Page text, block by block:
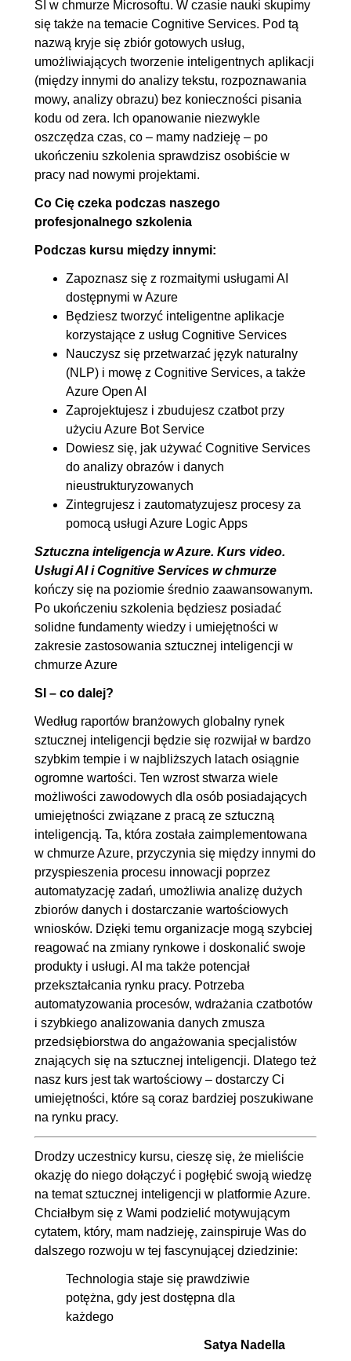
potrzeb
6. Analiza obrazów z Cognitive
Services
00:29:31
6.1. Analiza obrazów z użyciem
usługi Computer Vision
6.2. Tworzenie własnych
użyciem usługi Custom Vision
7. Przetwarzanie i analiza danych
nieustrukturyzowanych z Cognitive
Search
7.1. Wyodrębnienie danych z
obrazów i tekstów przy uyciu
usługi Cognitive Search
00:14:10
7.2. Tworzenie indeksów
pełnotekstowych i baz wiedzy
usługi Cognitive Search
8. Integracja i autmatyzacja
procesów z usługą Azure Logic
8.1. Analiza obrazów z usługą
Computer Vision. Analiza
tweetów z usługami Language i
Translator
00:21:53
SI w chmurze Microsoftu. W czasie nauki skupimy
się także na temacie Cognitive Services. Pod tą
nazwą kryje się zbiór gotowych usług,
umożliwiających tworzenie inteligentnych aplikacji
(między innymi do analizy tekstu, rozpoznawania
mowy, analizy obrazu) bez konieczności pisania
kodu od zera. Ich opanowanie niezwykle
oszczędza czas, co – mamy nadzieję – po
ukończeniu szkolenia sprawdzisz osobiście w
pracy nad nowymi projektami.
Co Cię czeka podczas naszego
profesjonalnego szkolenia
Podczas kursu między innymi:
Zapoznasz się z rozmaitymi usługami AI
dostępnymi w Azure
Będziesz tworzyć inteligentne aplikacje
korzystające z usług Cognitive Services
Nauczysz się przetwarzać język naturalny
(NLP) i mowę z Cognitive Services, a także
Azure Open AI
Zaprojektujesz i zbudujesz czatbot przy
użyciu Azure Bot Service
Dowiesz się, jak używać Cognitive Services
do analizy obrazów i danych
nieustrukturyzowanych
Zintegrujesz i zautomatyzujesz procesy za
pomocą usługi Azure Logic Apps
Sztuczna inteligencja w Azure. Kurs video.
Usługi AI i Cognitive Services w chmurze
kończy się na poziomie średnio zaawansowanym.
Po ukończeniu szkolenia będziesz posiadać
solidne fundamenty wiedzy i umiejętności w
zakresie zastosowania sztucznej inteligencji w
chmurze Azure
SI – co dalej?
Według raportów branżowych globalny rynek
sztucznej inteligencji będzie się rozwijał w bardzo
szybkim tempie i w najbliższych latach osiągnie
ogromne wartości. Ten wzrost stwarza wiele
możliwości zawodowych dla osób posiadających
umiejętności związane z pracą ze sztuczną
inteligencją. Ta, która została zaimplementowana
w chmurze Azure, przyczynia się między innymi do
przyspieszenia procesu innowacji poprzez
automatyzację zadań, umożliwia analizę dużych
zbiorów danych i dostarczanie wartościowych
wniosków. Dzięki temu organizacje mogą szybciej
reagować na zmiany rynkowe i doskonalić swoje
produkty i usługi. AI ma także potencjał
przekształcania rynku pracy. Potrzeba
automatyzowania procesów, wdrażania czatbotów
i szybkiego analizowania danych zmusza
przedsiębiorstwa do angażowania specjalistów
znających się na sztucznej inteligencji. Dlatego też
nasz kurs jest tak wartościowy – dostarczy Ci
umiejętności, które są coraz bardziej poszukiwane
na rynku pracy.
Drodzy uczestnicy kursu, cieszę się, że mieliście
okazję do niego dołączyć i pogłębić swoją wiedzę
na temat sztucznej inteligencji w platformie Azure.
Chciałbym się z Wami podzielić motywującym
cytatem, który, mam nadzieję, zainspiruje Was do
dalszego rozwoju w tej fascynującej dziedzinie:
Technologia staje się prawdziwie
potężna, gdy jest dostępna dla
każdego
Satya Nadella